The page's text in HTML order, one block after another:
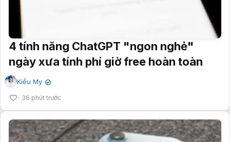
4 tính năng ChatGPT "ngon nghẻ"
ngày xưa tính phí giờ free hoàn toàn
Kiều My ✔
36 phút trước